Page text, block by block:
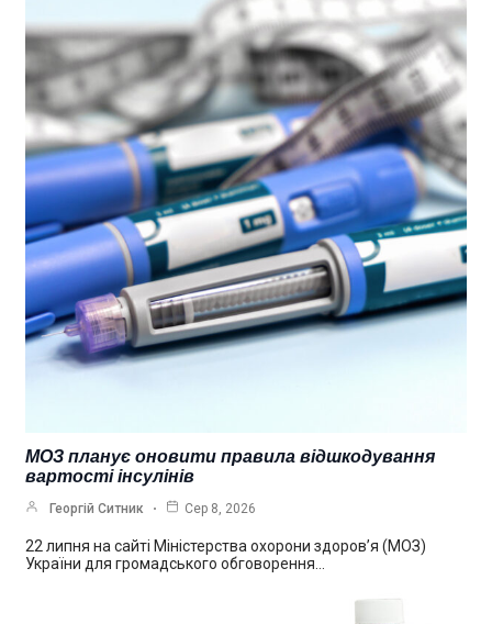
МОЗ планує оновити правила відшкодування
вартості інсулінів
Георгій Ситник Сер 8, 2026
22 липня на сайті Міністерства охорони здоров’я (МОЗ)
України для громадського обговорення…